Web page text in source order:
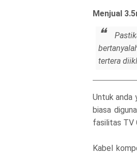
Menjual
tertera
Untuk anda
biasa
fasilitas TV
Kabel